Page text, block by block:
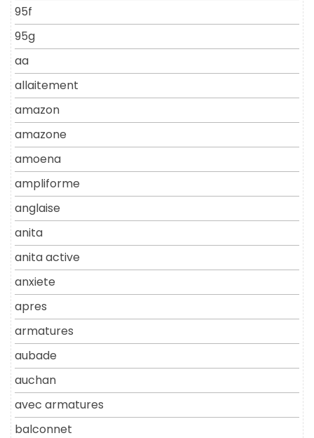
95f
95g
aa
allaitement
amazon
amazone
amoena
ampliforme
anglaise
anita
anita active
anxiete
apres
armatures
aubade
auchan
avec armatures
balconnet